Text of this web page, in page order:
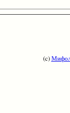
(c)